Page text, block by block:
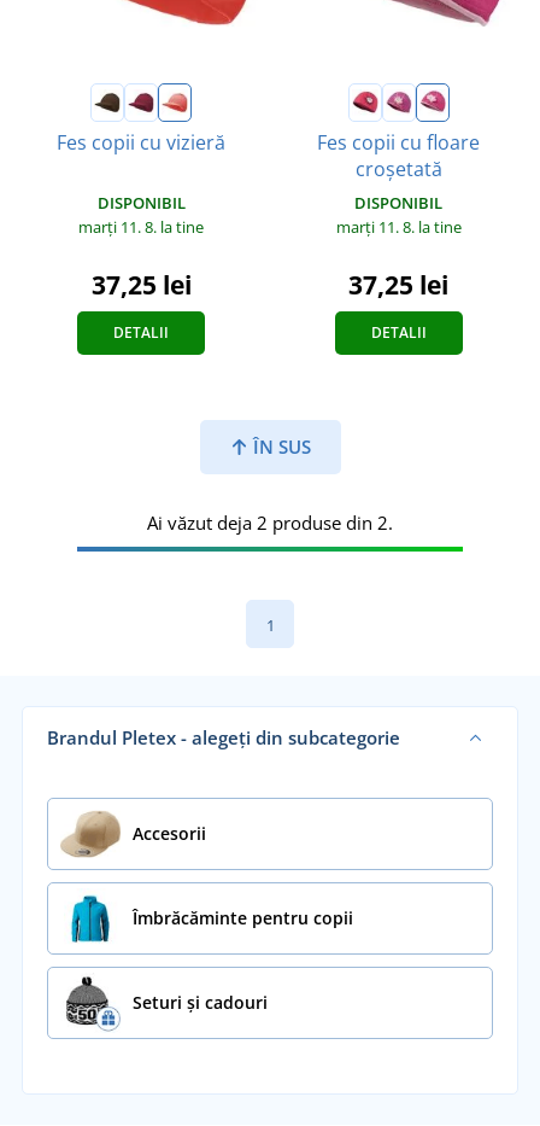
Fes copii cu vizieră
DISPONIBIL
marți 11. 8. la tine
37,25 lei
DETALII
Fes copii cu floare
croșetată
DISPONIBIL
marți 11. 8. la tine
37,25 lei
DETALII
ÎN SUS
Ai văzut deja 2 produse din 2.
1
Brandul Pletex - alegeți din subcategorie
Accesorii
Îmbrăcăminte pentru copii
Seturi și cadouri